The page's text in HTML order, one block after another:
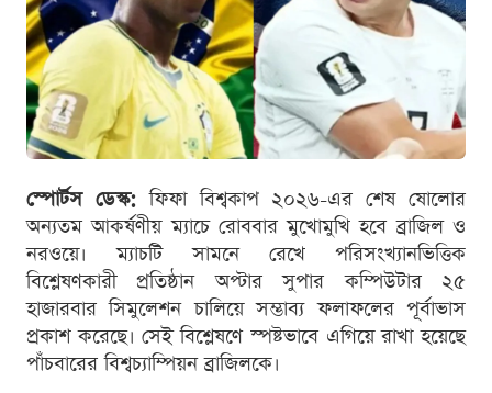
স্পোর্টস ডেস্ক:ফিফা বিশ্বকাপ ২০২৬-এর শেষ ষোলোর
অন্যতম আকর্ষণীয় ম্যাচে রোববার মুখোমুখি হবে ব্রাজিল ও
নরওয়ে। ম্যাচটি সামনে রেখে পরিসংখ্যানভিত্তিক
বিশ্লেষণকারী প্রতিষ্ঠান অপ্টার সুপার কম্পিউটার ২৫
হাজারবার সিমুলেশন চালিয়ে সম্ভাব্য ফলাফলের পূর্বাভাস
প্রকাশ করেছে। সেই বিশ্লেষণে স্পষ্টভাবে এগিয়ে রাখা হয়েছে
পাঁচবারের বিশ্বচ্যাম্পিয়ন ব্রাজিলকে।